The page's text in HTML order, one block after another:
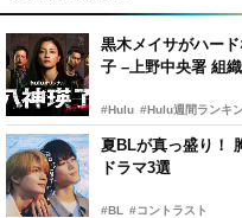
黒木メイサがハー
子 –上野中央署 組織
#Hulu #Hulu週間ランキ
夏BLが真っ盛り！
ドラマ3選
#BL #コントラスト